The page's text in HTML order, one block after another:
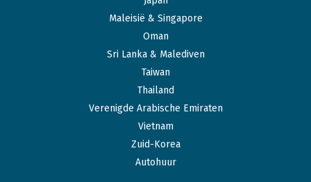
Maleisië & Singapore
Oman
Sri Lanka & Malediven
Taiwan
Thailand
Verenigde Arabische Emiraten
Vietnam
Zuid-Korea
Autohuur